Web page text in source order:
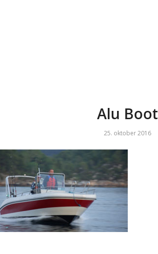
Alu Boot
25. oktober 2016